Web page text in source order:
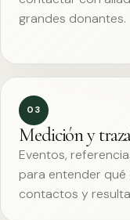
grandes donantes.
03
Medición y
Eventos,
para entender qué
contactos y